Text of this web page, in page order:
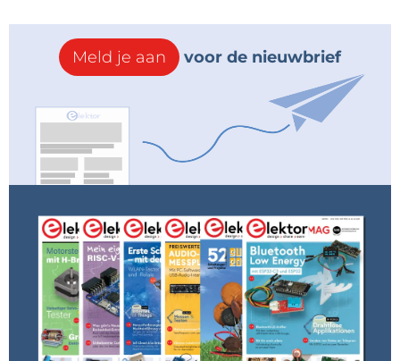
Meld je aan voor de nieuwbrief